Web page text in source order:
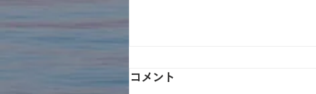
コメント